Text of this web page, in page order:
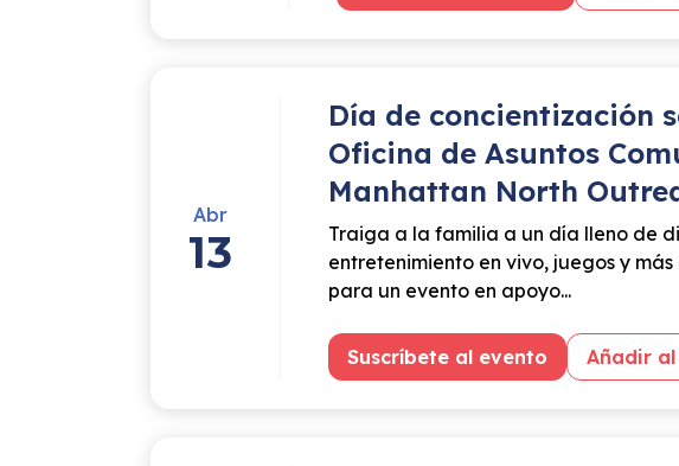
Abr
13
Día de concientización
Oficina de Asuntos
Manhattan North
Traiga a la familia a un día lleno de
entretenimiento en vivo, juegos y
para un evento en apoyo...
Suscríbete al evento Añadir